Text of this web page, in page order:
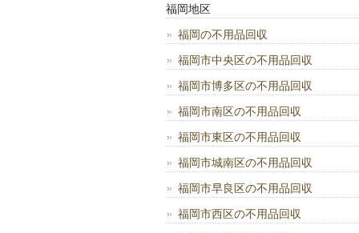
福岡地区
福岡の不用品回収
福岡市中央区の不用品回収
福岡市博多区の不用品回収
福岡市南区の不用品回収
福岡市東区の不用品回収
福岡市城南区の不用品回収
福岡市早良区の不用品回収
福岡市西区の不用品回収